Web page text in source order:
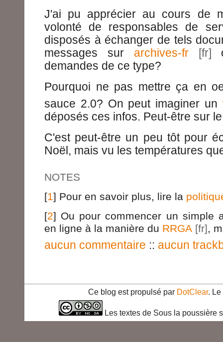
J'ai pu apprécier au cours de
volonté de responsables de
disposés à échanger de tels
messages sur archives-fr
demandes de ce type?
Pourquoi ne pas mettre ça en
sauce 2.0? On peut imaginer un
déposés ces infos. Peut-être sur
C'est peut-être un peu tôt pour
Noël, mais vu les températures
NOTES
[1] Pour en savoir plus, lire la
[2] Ou pour commencer un simple
en ligne à la manière du RRGA ,
aucun commentaire :: aucun
Ce blog est propulsé par DotClear. Le
Les textes de Sous la poussière